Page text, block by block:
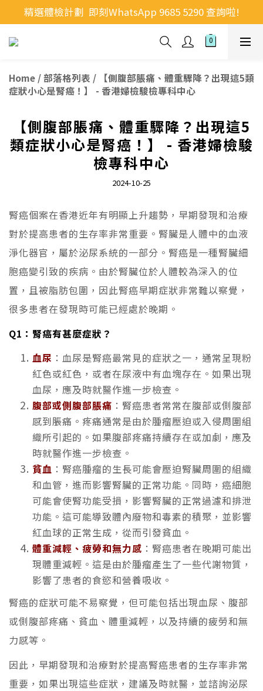
精選體檢計劃  即刻WhatsApp 9685 5290 查詢啦!
Home /部落格列表 /
【側腹部脹痛、體重驟降？出現這5類
症狀小心是腎癌！】 - 香港婦檢駿檢專科中心
【側腹部脹痛、體重驟降？出現這5
類症狀小心是腎癌！】 - 香港婦檢駿
檢專科中心
2024-10-25
腎癌個案在香港近年有明顯上升趨勢，早期發現和治療
對於提高患者的生存率非常重要。腎臟是人體中的血液
淨化器官，屬於泌尿系統的一部分。腎癌是一種腎臟細
胞癌變引致的疾病。由於腎臟位於人體較為深入的位
置，且被脂肪包圍，因此腎癌早期症狀非常難以察覺，
很多患者在發現時可能已經處於晚期。
Q1：腎癌有甚麼症狀？
血尿 ：血尿是腎癌最常見的症狀之一，通常呈現粉
紅色或紅色，或者在尿液中有血塊存在。如果出現
血尿，應及時就醫作進一步檢查。
腹部或側腹部脹痛 ：腎癌患者常常在腹部或側腹部
感到脹痛。疼痛通常是由於腫瘤壓迫或入侵周圍組
織所引起的。如果腹部疼痛持續存在或加劇，應及
時就醫作進一步檢查。
貧血 ：腎癌腫瘤的生長可能會壓迫腎臟周圍的組織
和血管，進而影響腎臟的正常功能。同時，癌細胞
可能會使腎功能受損，影響腎臟的正常過濾和排泄
功能。這可能導致體內廢物和毒素的積聚，並影響
紅血球的正常生成，從而引發貧血。
體重減輕、疲勞和無力感 ：腎癌患者在晚期可能出
現體重減輕。這是由於腫瘤產生了一些代謝物質，
影響了患者的食慾和營養吸收。
腎癌的症狀可能不易察覺，但可能包括出現血尿、腹部
或側腹部疼痛、貧血、體重減輕，以及持續的疲勞和無
力感等。
因此，早期發現和治療對於提高腎癌患者的生存率非常
重要，如果出現這些症狀，建議及時就醫，並諮詢泌尿